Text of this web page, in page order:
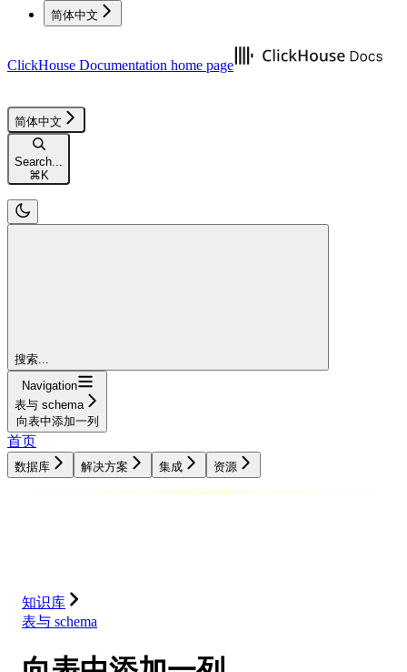
简体中文
ClickHouse Documentation home page
简体中文
Search...
⌘ K
搜索...
Navigation
表与 schema
向表中添加一列
首页
数据库 解决方案 集成 资源
知识库
表与 schema